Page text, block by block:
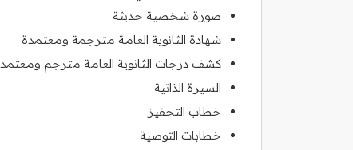
صورة شخصية حديثة
شهادة الثانوية العامة مترجمة ومعتمدة
كشف درجات الثانوية العامة مترجم ومعتمد
السيرة الذاتية
خطاب التحفيز
خطابات التوصية